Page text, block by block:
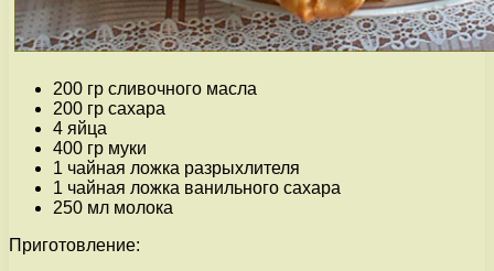
200 гр сливочного масла
200 гр сахара
4 яйца
400 гр муки
1 чайная ложка разрыхлителя
1 чайная ложка ванильного сахара
250 мл молока
Приготовление: